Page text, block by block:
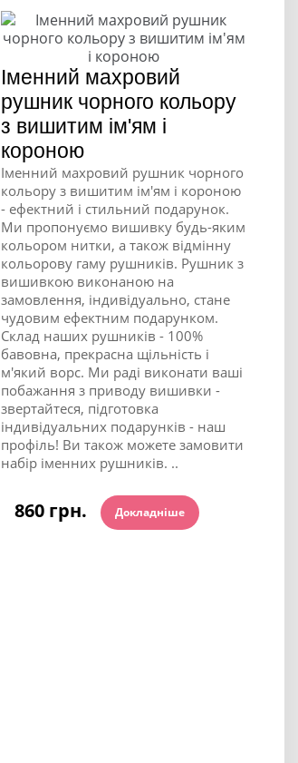
Іменний махровий
рушник чорного кольору
з вишитим ім'ям і
короною
Іменний махровий рушник чорного
кольору з вишитим ім'ям і короною
- ефектний і стильний подарунок.
Ми пропонуємо вишивку будь-яким
кольором нитки, а також відмінну
кольорову гаму рушників. Рушник з
вишивкою виконаною на
замовлення, індивідуально, стане
чудовим ефектним подарунком.
Склад наших рушників - 100%
бавовна, прекрасна щільність і
м'який ворс. Ми раді виконати ваші
побажання з приводу вишивки -
звертайтеся, підготовка
індивідуальних подарунків - наш
профіль! Ви також можете замовити
набір іменних рушників. ..
860 грн. Докладніше